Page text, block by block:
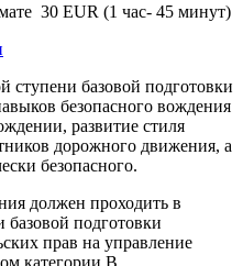
30 EUR (1 час- 45 минут)
ступени базовой подготовки
безопасного вождения
развитие стиля
дорожного движения, а
безопасного.
должен проходить в
базовой подготовки
прав на управление
категории В